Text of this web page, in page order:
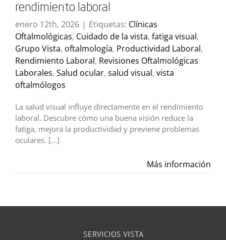
rendimiento laboral
enero 12th, 2026 | Etiquetas: Clínicas
Oftalmológicas, Cuidado de la vista, fatiga visual,
Grupo Vista, oftalmología, Productividad Laboral,
Rendimiento Laboral, Revisiones Oftalmológicas
Laborales, Salud ocular, salud visual, vista
oftalmólogos
La salud visual influye directamente en el rendimiento
laboral. Descubre cómo una buena visión reduce la
fatiga, mejora la productividad y previene problemas
oculares. […]
Más información
SERVICIOS VISTA